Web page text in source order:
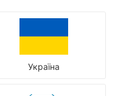
Україна